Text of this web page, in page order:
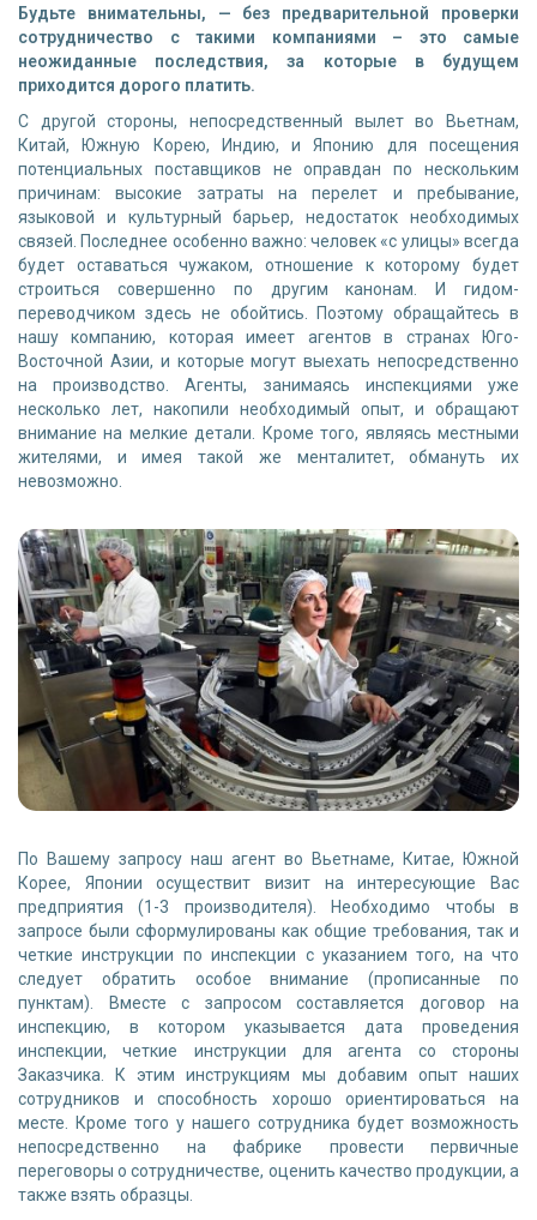
Будьте внимательны, — без предварительной проверки
сотрудничество с такими компаниями – это самые
неожиданные последствия, за которые в будущем
приходится дорого платить.
С другой стороны, непосредственный вылет во Вьетнам,
Китай, Южную Корею, Индию, и Японию для посещения
потенциальных поставщиков не оправдан по нескольким
причинам: высокие затраты на перелет и пребывание,
языковой и культурный барьер, недостаток необходимых
связей. Последнее особенно важно: человек «с улицы» всегда
будет оставаться чужаком, отношение к которому будет
строиться совершенно по другим канонам. И гидом-
переводчиком здесь не обойтись. Поэтому обращайтесь в
нашу компанию, которая имеет агентов в странах Юго-
Восточной Азии, и которые могут выехать непосредственно
на производство. Агенты, занимаясь инспекциями уже
несколько лет, накопили необходимый опыт, и обращают
внимание на мелкие детали. Кроме того, являясь местными
жителями, и имея такой же менталитет, обмануть их
невозможно.
По Вашему запросу наш агент во Вьетнаме, Китае, Южной
Корее, Японии осуществит визит на интересующие Вас
предприятия (1-3 производителя). Необходимо чтобы в
запросе были сформулированы как общие требования, так и
четкие инструкции по инспекции с указанием того, на что
следует обратить особое внимание (прописанные по
пунктам). Вместе с запросом составляется договор на
инспекцию, в котором указывается дата проведения
инспекции, четкие инструкции для агента со стороны
Заказчика. К этим инструкциям мы добавим опыт наших
сотрудников и способность хорошо ориентироваться на
месте. Кроме того у нашего сотрудника будет возможность
непосредственно на фабрике провести первичные
переговоры о сотрудничестве, оценить качество продукции, а
также взять образцы.